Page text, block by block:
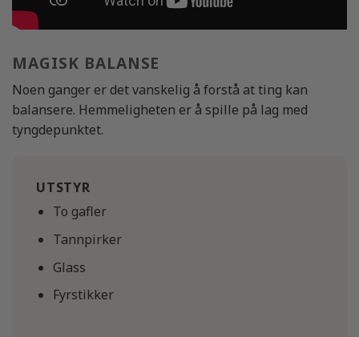
MAGISK BALANSE
Noen ganger er det vanskelig å forstå at ting kan
balansere. Hemmeligheten er å spille på lag med
tyngdepunktet.
UTSTYR
To gafler
Tannpirker
Glass
Fyrstikker